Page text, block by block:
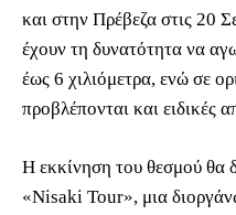
και στην Πρέβεζα στις 20
έχουν τη δυνατότητα να
έως 6 χιλιόμετρα, ενώ σε
προβλέπονται και ειδικές
Η εκκίνηση του θεσμού θα
«Nisaki Tour», μια